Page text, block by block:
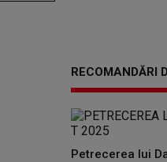
RECOMANDĂRI
Petrecerea lui